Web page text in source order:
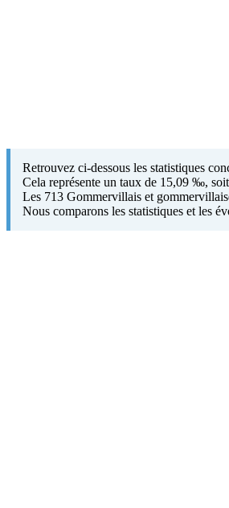
Retrouvez ci-dessous les statistiques
Cela représente un taux de 15,09 ‰,
Les 713 Gommervillais et
Nous comparons les statistiques et les